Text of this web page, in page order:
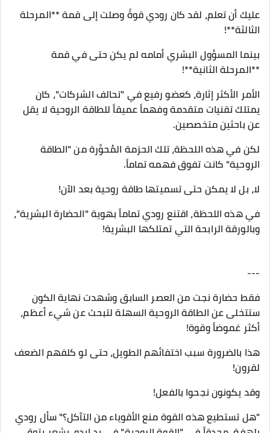
عليك أن تعلم، لقد كان رودي قوةً وصلت إلى قمة **المرحلة
الثالثة**!
بينما المسؤول البشري أمامه لم يكن حتى في قمة
**المرحلة الثانية**!
الأمر الأكثر إثارة، كعضو رفيع في "تحالف الشركات"، كان
يمتلك تقنيات متقدمة وفهماً عميقاً للطاقة الروحية لا يقل
عن باحثين متخصصين.
لكن في هذه اللحظة، تلك الحزمة المُحوَّرة من "الطاقة
الروحية" كانت تفوق فهمه تماماً.
لا، بل لا يمكن حتى تسميتها طاقة روحية بعد الآن!
في هذه اللحظة، اقتنع رودي تماماً بهوية "الحضارة البشرية"،
وبالورقة الرابحة التي تمتلكها البشرية!
---
فقط حضارة نجت من العصر السابق وشهدت نهاية الكون
ستتخلى عن الطاقة الروحية السهلة لتبحث عن شيء أعظم،
أكثر غموضاً وقوة!
هذا بالضرورة سبب اختفائهم الطويل، حتى لو كلفهم الضعف
لقرون!
وقد يكونون نجحوا بالفعل!
"هل تستطيع هذه القوة منع الأقوياء من التآكل؟" سأل رودي